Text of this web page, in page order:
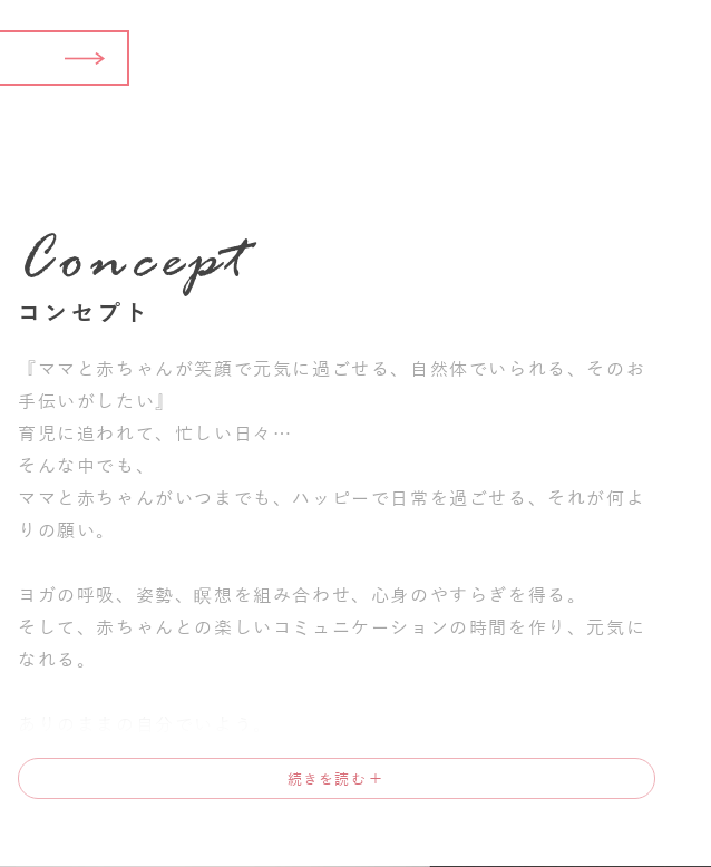
Concept
コンセプト
『ママと赤ちゃんが笑顔で元気に過ごせる、自然体でいられる、そのお
手伝いがしたい』
育児に追われて、忙しい日々…
そんな中でも、
ママと赤ちゃんがいつまでも、ハッピーで日常を過ごせる、それが何よ
りの願い。
ヨガの呼吸、姿勢、瞑想を組み合わせ、心身のやすらぎを得る。
そして、赤ちゃんとの楽しいコミュニケーションの時間を作り、元気に
なれる。
そう思える、気づける時間を。
ママ同士の触れ合いも大切に、笑顔あふれる、楽しい教室づくりを目指
続きを読む ＋